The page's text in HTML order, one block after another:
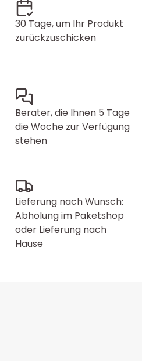
30 Tage, um Ihr Produkt
zurückzuschicken
Berater, die Ihnen 5 Tage
die Woche zur Verfügung
stehen
Lieferung nach Wunsch:
Abholung im Paketshop
oder Lieferung nach
Hause